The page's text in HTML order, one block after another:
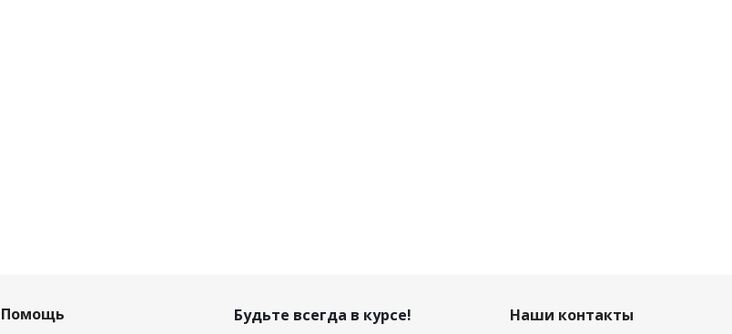
Помощь Будьте всегда в курсе!
Наши контакты